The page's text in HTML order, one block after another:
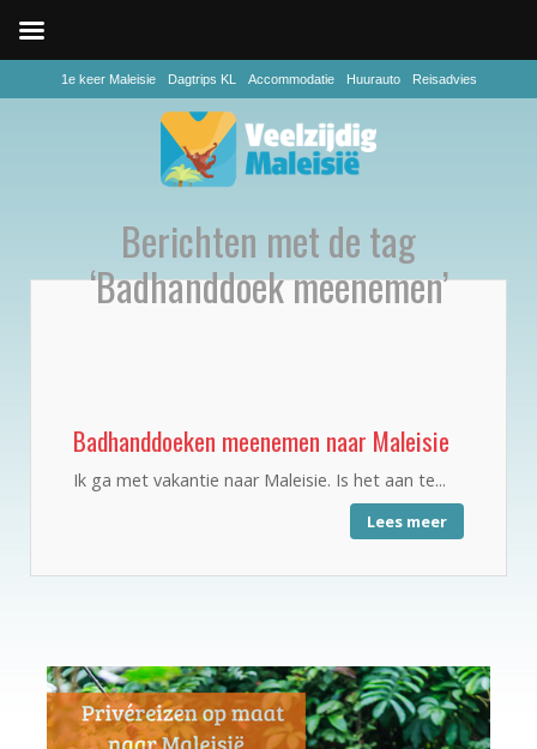
1e keer Maleisie Dagtrips KL Accommodatie Huurauto Reisadvies
Berichten met de tag
‘Badhanddoek meenemen’
Badhanddoeken meenemen naar Maleisie
Ik ga met vakantie naar Maleisie. Is het aan te...
Lees meer